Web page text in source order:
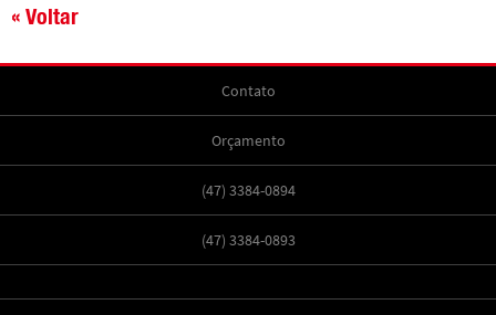
« Voltar
Contato
Orçamento
(47) 3384-0894
(47) 3384-0893